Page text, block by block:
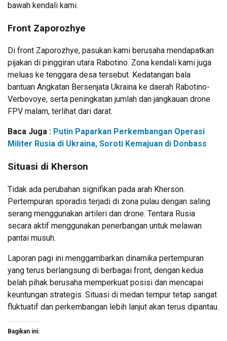
bawah kendali kami.
Front Zaporozhye
Di front Zaporozhye, pasukan kami berusaha mendapatkan
pijakan di pinggiran utara Rabotino. Zona kendali kami juga
meluas ke tenggara desa tersebut. Kedatangan bala
bantuan Angkatan Bersenjata Ukraina ke daerah Rabotino-
Verbovoye, serta peningkatan jumlah dan jangkauan drone
FPV malam, terlihat dari darat.
Baca Juga : Putin Paparkan Perkembangan Operasi
Militer Rusia di Ukraina, Soroti Kemajuan di Donbass
Situasi di Kherson
Tidak ada perubahan signifikan pada arah Kherson.
Pertempuran sporadis terjadi di zona pulau dengan saling
serang menggunakan artileri dan drone. Tentara Rusia
secara aktif menggunakan penerbangan untuk melawan
pantai musuh.
Laporan pagi ini menggambarkan dinamika pertempuran
yang terus berlangsung di berbagai front, dengan kedua
belah pihak berusaha memperkuat posisi dan mencapai
keuntungan strategis. Situasi di medan tempur tetap sangat
fluktuatif dan perkembangan lebih lanjut akan terus dipantau.
Bagikan ini: